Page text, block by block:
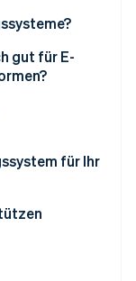
ein
gut für E-
Integration
Abbrüchefür Ihr
Kunden